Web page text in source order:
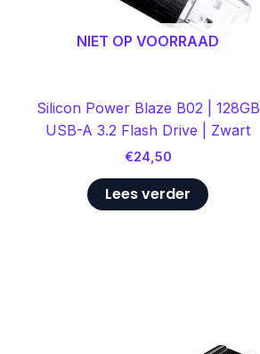
NIET OP VOORRAAD
Silicon Power Blaze B02 | 128GB
USB-A 3.2 Flash Drive | Zwart
€24,50
Lees verder